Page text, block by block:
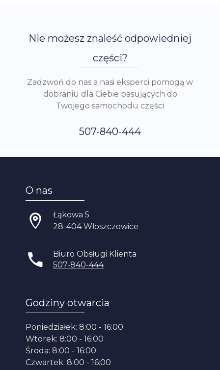
Nie możesz znaleść odpowiedniej
części?
Zadzwoń do nas a nasi eksperci pomogą w
dobraniu dla Ciebie pasujących do
Twojego samochodu części
507-840-444
O nas
Łąkowa 5
28-404 Włoszczowice
Biuro Obsługi Klienta
507-840-444
Godziny otwarcia
Poniedziałek: 8:00 - 16:00
Wtorek: 8:00 - 16:00
Środa: 8:00 - 16:00
Czwartek: 8:00 - 16:00